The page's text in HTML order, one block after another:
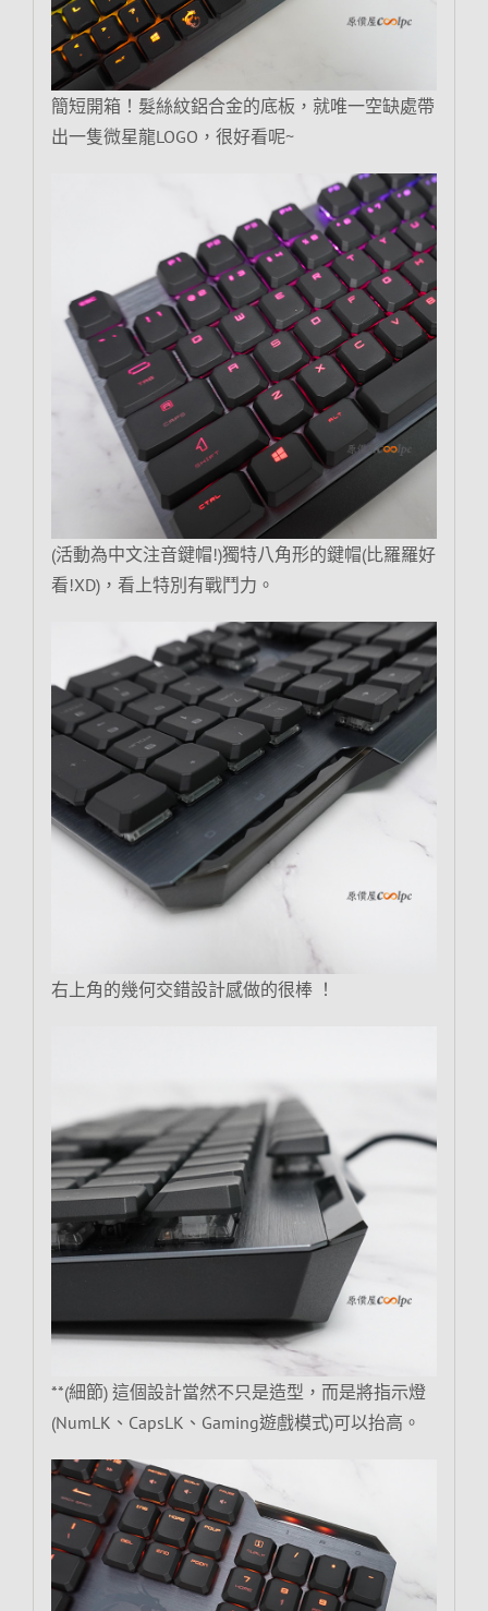
簡短開箱！髮絲紋鋁合金的底板，就唯一空缺處帶
出一隻微星龍LOGO，很好看呢~
(活動為中文注音鍵帽!)獨特八角形的鍵帽(比羅羅好
看!XD)，看上特別有戰鬥力。
右上角的幾何交錯設計感做的很棒 ！
**(細節) 這個設計當然不只是造型，而是將指示燈
(NumLK、CapsLK、Gaming遊戲模式)可以抬高。